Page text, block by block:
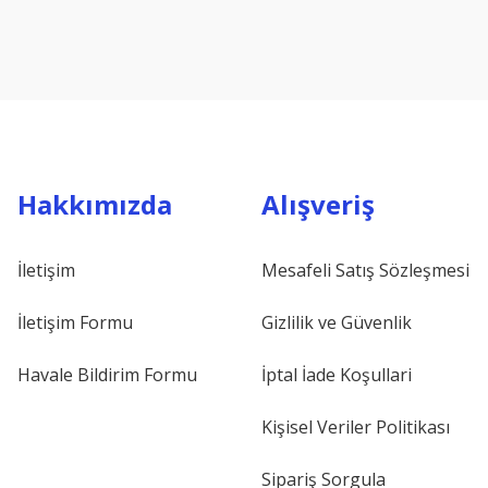
Hakkımızda
İletişim
İletişim Formu
Havale Bildirim Formu
Alışveriş
Mesafeli Satış Sözleşmesi
Gizlilik ve Güvenlik
İptal İade Koşullari
Kişisel Veriler Politikası
Sipariş Sorgula